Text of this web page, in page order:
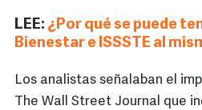
LEE: ¿Por qué se puede
Bienestar e ISSSTE al
Los analistas señalaban el
The Wall Street Journal que